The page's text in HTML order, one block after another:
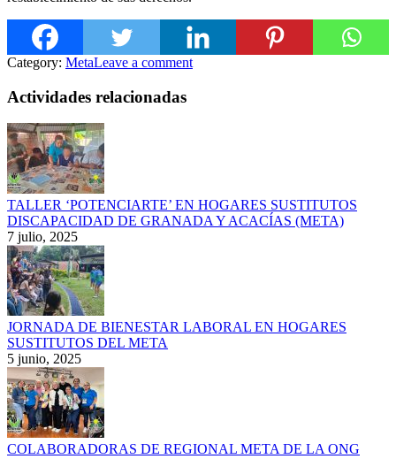
Category: MetaLeave a comment
Actividades relacionadas
TALLER ‘POTENCIARTE’ EN HOGARES SUSTITUTOS
DISCAPACIDAD DE GRANADA Y ACACÍAS (META)
7 julio, 2025
JORNADA DE BIENESTAR LABORAL EN HOGARES
SUSTITUTOS DEL META
5 junio, 2025
COLABORADORAS DE REGIONAL META DE LA ONG